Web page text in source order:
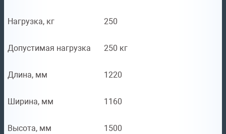
Нагрузка, кг 250
Допустимая нагрузка 250 кг
Длина, мм 1220
Ширина, мм 1160
Высота, мм 1500